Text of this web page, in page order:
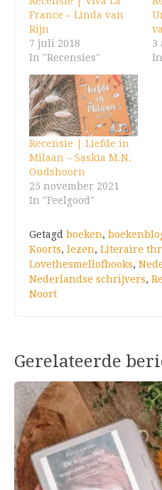
France – Linda van
Rijn
7 juli 2018
In "Recensies"
3
Recensie | Liefde in
Milaan – Saskia M.N.
Oudshoorn
25 november 2021
In "Feelgood"
Getagd boeken,
Koorts, lezen, Literaire
Lovethesmellofbooks,
Nederlandse schrijvers,
Noort
Gerelateerde